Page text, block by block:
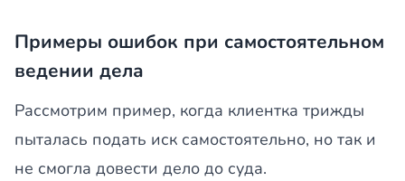
Примеры ошибок при самостоятельном
ведении дела
Рассмотрим пример, когда клиентка трижды
пыталась подать иск самостоятельно, но так и
не смогла довести дело до суда.